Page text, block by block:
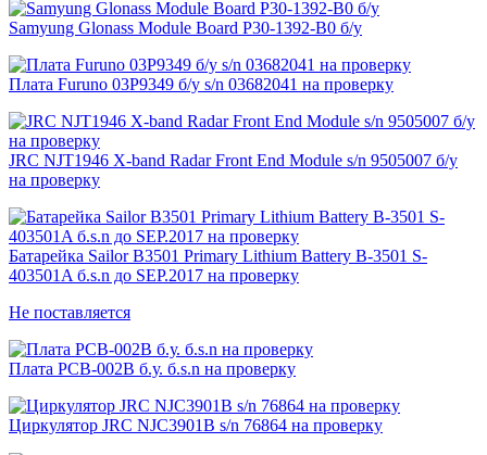
Samyung Glonass Module Board P30-1392-B0 б/у
Плата Furuno 03P9349 б/у s/n 03682041 на проверку
JRC NJT1946 X-band Radar Front End Module s/n 9505007 б/у
на проверку
Батарейка Sailor B3501 Primary Lithium Battery B-3501 S-
403501A б.s.n до SEP.2017 на проверку
Не поставляется
Плата PCB-002B б.у. б.s.n на проверку
Циркулятор JRC NJC3901B s/n 76864 на проверку